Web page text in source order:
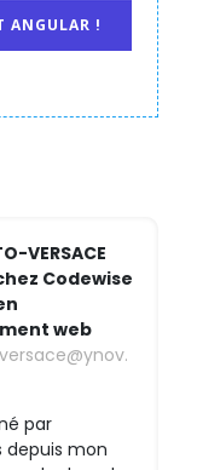
ANGULAR !
VERSACE
Codewise
web
par
mon